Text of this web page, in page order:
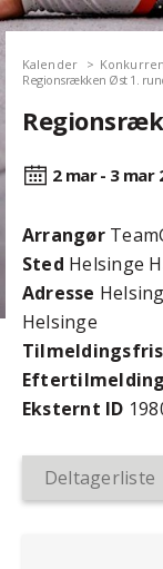
Kalender
Regionsrækken Øst 1.
2 mar - 3 mar
Arrangør
Sted Helsinge
Adresse
Helsinge
Eksternt ID
Deltagerliste